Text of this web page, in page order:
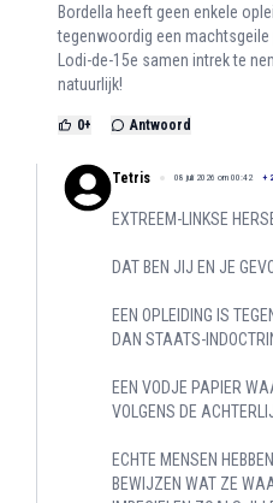
Bordella heeft geen enkele
tegenwoordig een
Lodi-de-15e samen intrek te
natuurlijk!
0+ Antwoord
Tetris 08 juli 2026 om 00:42 +
EXTREEM-LINKSE
DAT BEN JIJ EN JE
EEN OPLEIDING IS
DAN STAATS-
EEN VODJE PAPIER
VOLGENS DE
ECHTE MENSEN
BEWIJZEN WAT ZE